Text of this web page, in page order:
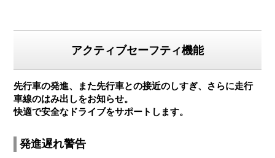
アクティブセーフティ機能
先行車の発進、また先行車との接近のしすぎ、さらに走行
車線のはみ出しをお知らせ。
快適で安全なドライブをサポートします。
発進遅れ警告